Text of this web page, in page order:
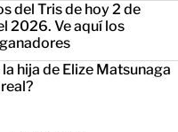
del Tris de hoy 2 de
2026. Ve aquí los
la hija de Elize Matsunaga